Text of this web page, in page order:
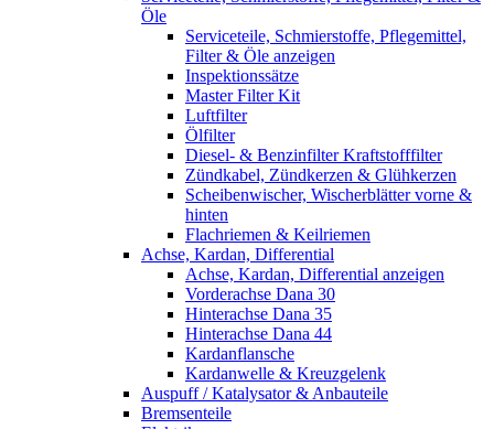
Öle
Serviceteile, Schmierstoffe, Pflegemittel,
Filter & Öle anzeigen
Inspektionssätze
Master Filter Kit
Luftfilter
Ölfilter
Diesel- & Benzinfilter Kraftstofffilter
Zündkabel, Zündkerzen & Glühkerzen
Scheibenwischer, Wischerblätter vorne &
hinten
Flachriemen & Keilriemen
Achse, Kardan, Differential
Achse, Kardan, Differential anzeigen
Vorderachse Dana 30
Hinterachse Dana 35
Hinterachse Dana 44
Kardanflansche
Kardanwelle & Kreuzgelenk
Auspuff / Katalysator & Anbauteile
Bremsenteile